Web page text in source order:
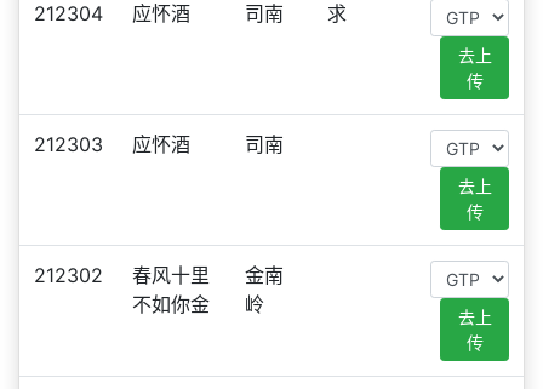
212304 应怀酒 司南 求
去上
传
212303 应怀酒 司南
去上
传
212302
春风十里
不如你金
金南
岭
去上
传